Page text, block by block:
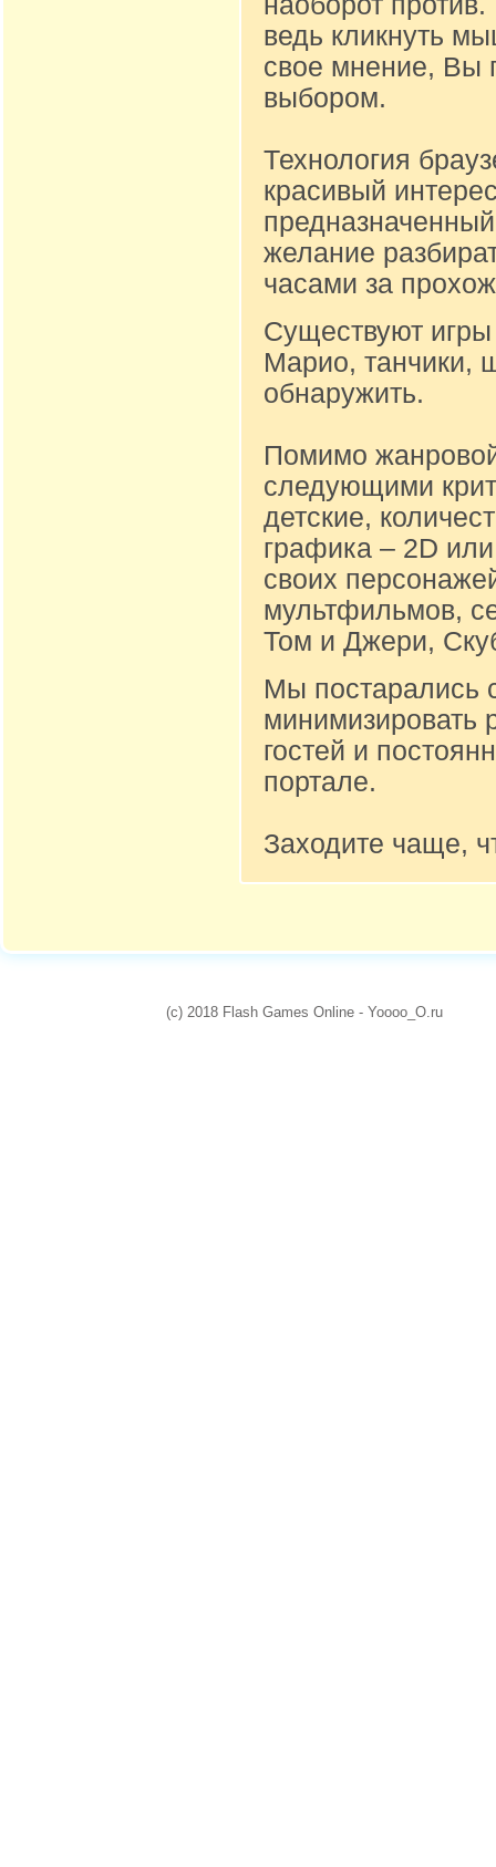
ведь кликнуть
свое мнение, Вы
выбором.
Технология
красивый
желание
часами за
Существуют игры
Марио, танчики,
обнаружить.
Помимо
следующими
детские,
графика – 2D
своих
мультфильмов,
Том и Джери,
Мы постарались
минимизировать
гостей и
портале.
Заходите чаще,
(c) 2018 Flash Games Online - Yoooo_O.ru